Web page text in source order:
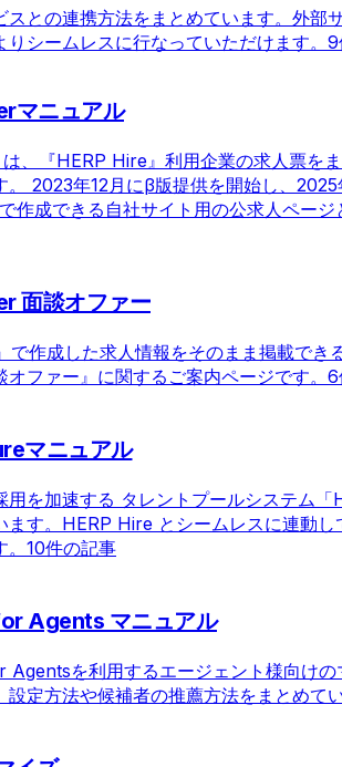
スとの連携方法をまとめています。外部
シームレスに行なっていただけます。 9
マニュアル
、『HERP Hire』利用企業の求人票を
。 2023年12月にβ版提供を開始し、2025
成できる自社サイト用の公求人ページ
面談オファー
で作成した求人情報をそのまま掲載でき
ファー』に関するご案内ページです。 6
マニュアル
用を加速する タレントプールシステム
ます。HERP Hire とシームレスに連動し
10件の記事
Agents マニュアル
を利用するエージェント様向けの
定方法や候補者の推薦方法をまとめてい